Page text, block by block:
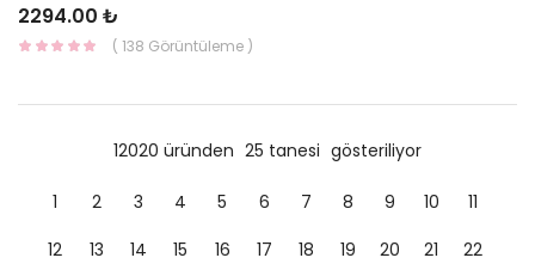
2294.00 ₺
( 138 Görüntüleme )
12020 üründen 25 tanesi gösteriliyor
1 2 3 4 5 6 7 8 9 10
11
12
13 14 15 16 17 18 19 20 21
22